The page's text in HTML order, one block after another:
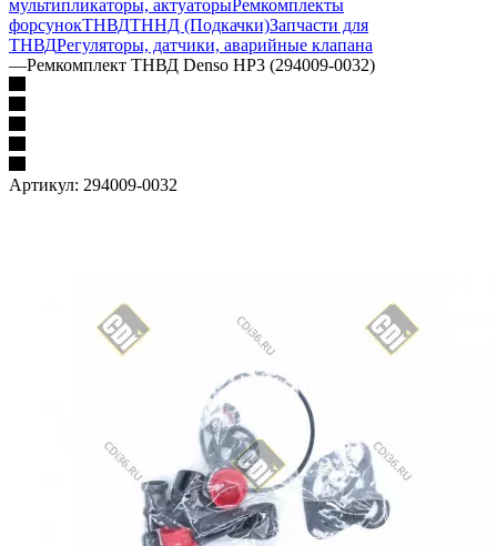
мультипликаторы, актуаторыРемкомплекты
форсунокТНВДТННД (Подкачки)Запчасти для
ТНВДРегуляторы, датчики, аварийные клапана
—Ремкомплект ТНВД Denso HP3 (294009-0032)
Артикул: 294009-0032